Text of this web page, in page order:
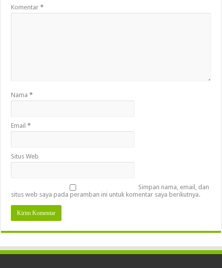
Komentar*
Nama*
Email*
Situs Web
Simpan nama, email, dan
situs web saya pada peramban ini untuk komentar saya berikutnya.